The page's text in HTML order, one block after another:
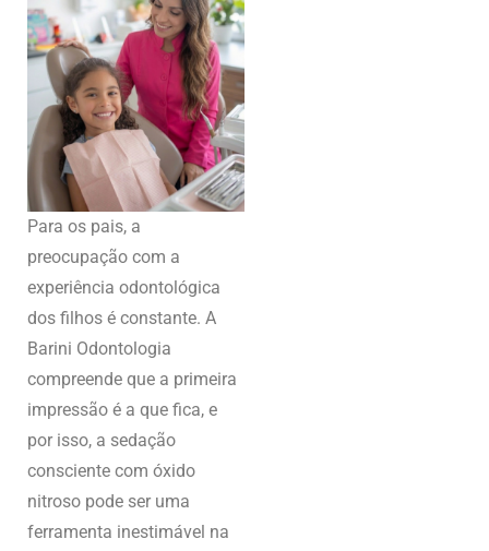
Para os pais, a
preocupação com a
experiência odontológica
dos filhos é constante. A
Barini Odontologia
compreende que a primeira
impressão é a que fica, e
por isso, a sedação
consciente com óxido
nitroso pode ser uma
ferramenta inestimável na